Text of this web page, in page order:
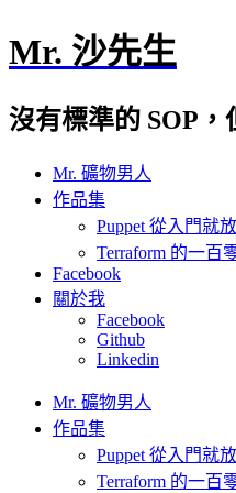
Mr. 沙先生
沒有標準的 SOP
Mr. 礦物男人
作品集
Puppet 從入門就
Terraform 的一百
Facebook
關於我
Facebook
Github
Linkedin
Mr. 礦物男人
作品集
Puppet 從入門就
Terraform 的一百